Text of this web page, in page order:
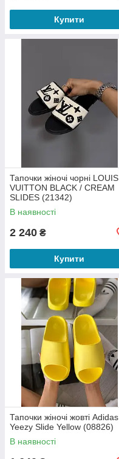
Купити
Тапочки жіночі чорні LOUIS
VUITTON BLACK / CREAM
SLIDES (21342)
В наявності
2 240 ₴
Купити
Тапочки жіночі жовті Adidas
Yeezy Slide Yellow (08826)
В наявності